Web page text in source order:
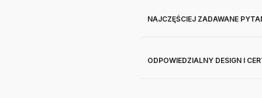
NAJCZĘŚCIEJ ZADAWANE
ODPOWIEDZIALNY DESIGN I